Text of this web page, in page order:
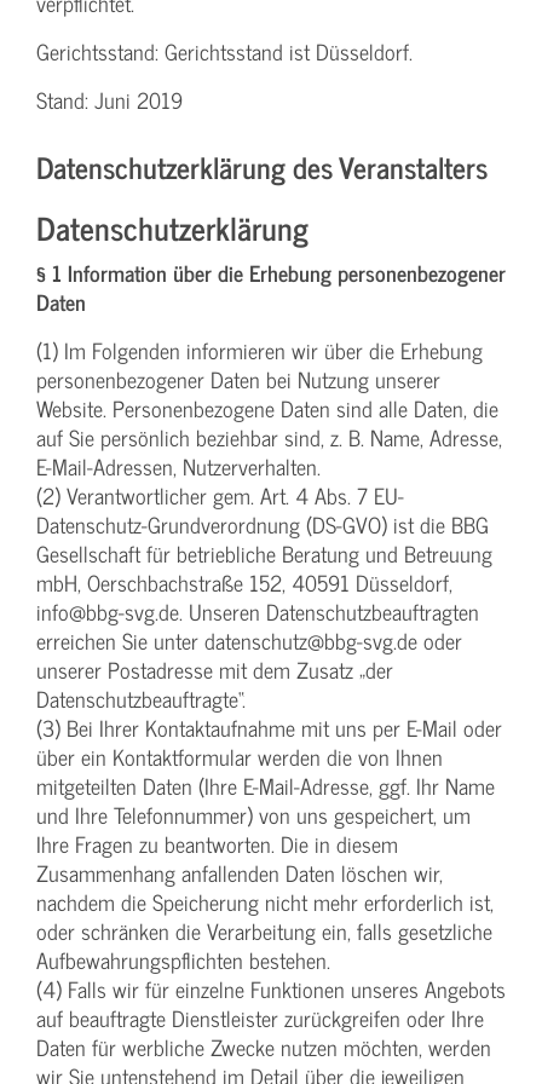
Gerichtsstand: Gerichtsstand ist Düsseldorf.
Stand: Juni 2019
Datenschutzerklärung des Veranstalters
Datenschutzerklärung
§ 1 Information über die Erhebung personenbezogener
Daten
(1) Im Folgenden informieren wir über die Erhebung
personenbezogener Daten bei Nutzung unserer
Website. Personenbezogene Daten sind alle Daten, die
auf Sie persönlich beziehbar sind, z. B. Name, Adresse,
E-Mail-Adressen, Nutzerverhalten.
(2) Verantwortlicher gem. Art. 4 Abs. 7 EU-
Datenschutz-Grundverordnung (DS-GVO) ist die BBG
Gesellschaft für betriebliche Beratung und Betreuung
mbH, Oerschbachstraße 152, 40591 Düsseldorf,
info@bbg-svg.de. Unseren Datenschutzbeauftragten
erreichen Sie unter datenschutz@bbg-svg.de oder
unserer Postadresse mit dem Zusatz „der
Datenschutzbeauftragte“.
(3) Bei Ihrer Kontaktaufnahme mit uns per E-Mail oder
über ein Kontaktformular werden die von Ihnen
mitgeteilten Daten (Ihre E-Mail-Adresse, ggf. Ihr Name
und Ihre Telefonnummer) von uns gespeichert, um
Ihre Fragen zu beantworten. Die in diesem
Zusammenhang anfallenden Daten löschen wir,
nachdem die Speicherung nicht mehr erforderlich ist,
oder schränken die Verarbeitung ein, falls gesetzliche
Aufbewahrungspflichten bestehen.
(4) Falls wir für einzelne Funktionen unseres Angebots
auf beauftragte Dienstleister zurückgreifen oder Ihre
Daten für werbliche Zwecke nutzen möchten, werden
wir Sie untenstehend im Detail über die jeweiligen